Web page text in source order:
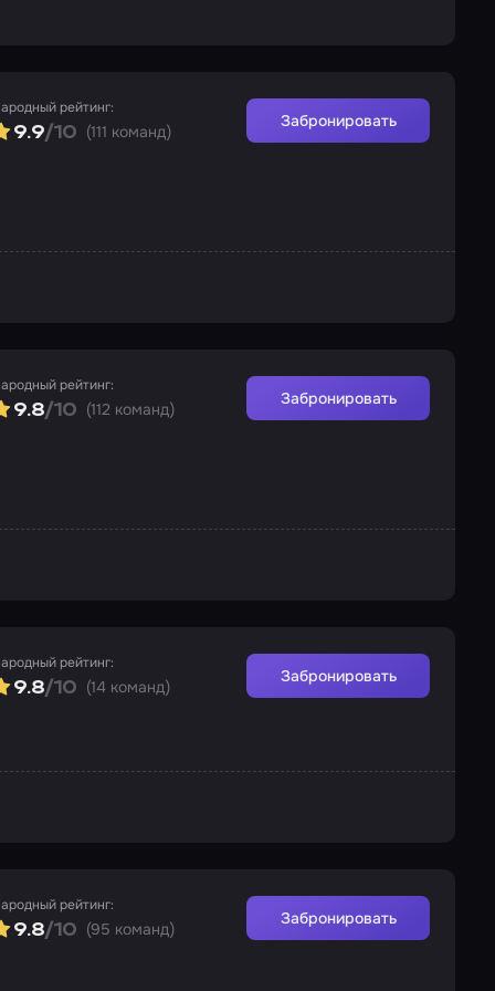
рейтинг:
9.9/10 (111 команд)
Забронировать
рейтинг:
9.8/10 (112 команд)
Забронировать
рейтинг:
9.8/10 (14 команд)
Забронировать
рейтинг:
9.8/10 (95 команд)
Забронировать